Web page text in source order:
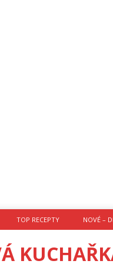
TOP RECEPTY NOVÉ –